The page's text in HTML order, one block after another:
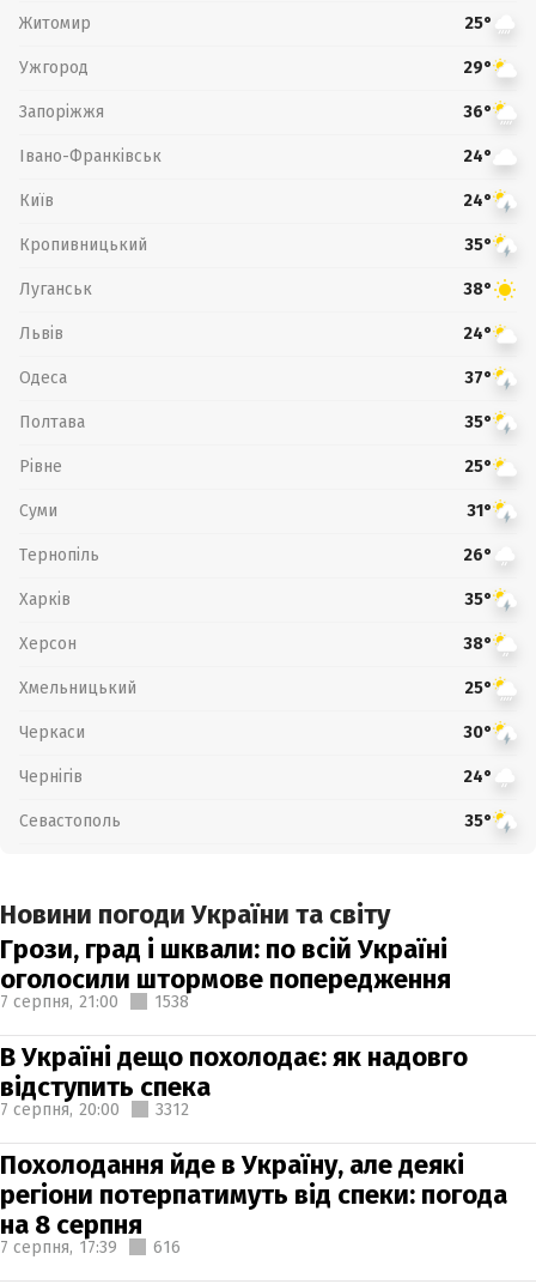
Житомир 25°
Ужгород 29°
Запоріжжя 36°
Івано-Франківськ 24°
Київ 24°
Кропивницький 35°
Луганськ 38°
Львів 24°
Одеса 37°
Полтава 35°
Рівне 25°
Суми 31°
Тернопіль 26°
Харків 35°
Херсон 38°
Хмельницький 25°
Черкаси 30°
Чернігів 24°
Севастополь 35°
Новини погоди України та світу
Грози, град і шквали: по всій Україні
оголосили штормове попередження
7 серпня, 21:00 1538
В Україні дещо похолодає: як надовго
відступить спека
7 серпня, 20:00 3312
Похолодання йде в Україну, але деякі
регіони потерпатимуть від спеки: погода
на 8 серпня
7 серпня, 17:39 616